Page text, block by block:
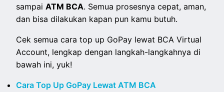
sampaiATM BCA. Semua prosesnya cepat, aman,
dan bisa dilakukan kapan pun kamu butuh.
Cek semua cara top up GoPay lewat BCA Virtual
Account, lengkap dengan langkah-langkahnya di
bawah ini, yuk!
Cara Top Up GoPay Lewat ATM BCA